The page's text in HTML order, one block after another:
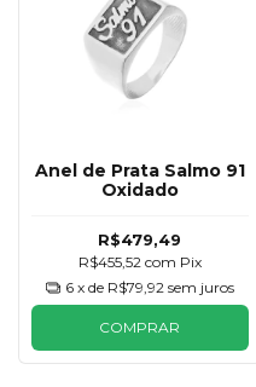
Anel de Prata Salmo 91
Oxidado
R$479,49
R$455,52 com Pix
6 x de R$79,92 sem juros
COMPRAR